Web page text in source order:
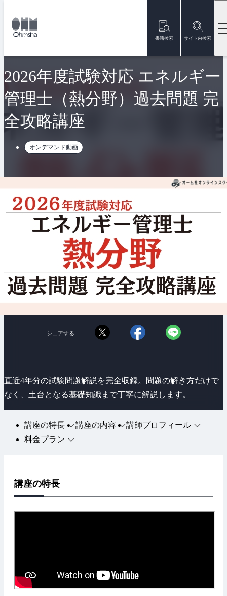
書籍検索 サイト内検索
トップ
2026年度試験対応 エネルギー
管理士（熱分野）過去問題 完
全攻略講座
オンデマンド動画
シェアする
直近4年分の試験問題解説を完全収録。問題の解き方だけで
なく、土台となる基礎知識まで丁寧に解説します。
講座の特長 講座の内容
講師プロフィール
料金プラン
講座の特長